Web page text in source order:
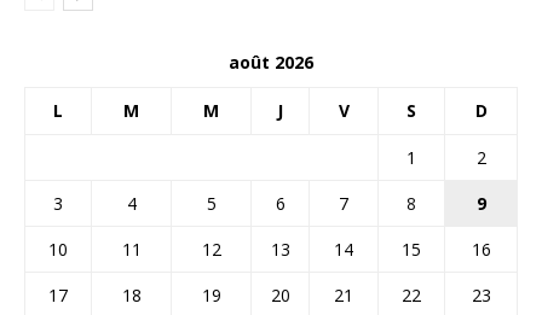
août 2026
L M M J V S D
1
2
3
4 5 6 7 8
9
10
11 12 13 14 15
16
17
18 19 20 21 22
23